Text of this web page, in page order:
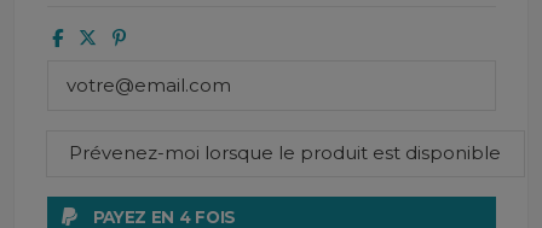
PAYEZ EN 4 FOIS